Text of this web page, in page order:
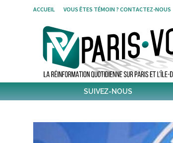
ACCUEIL VOUS ÊTES TÉMOIN ? CONTACTEZ-NOUS
SUIVEZ-NOUS
6,080 Post